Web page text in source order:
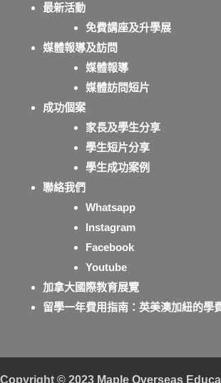
最新活動
免費講座及升學展
媒體報導及訪問
媒體報導
媒體訪問短片
成功個案
家長及學生分享
學生短片分享
學生成功案例
聯絡我們
Whatsapp
Instagram
Facebook
Youtube
加拿大國際教育展覽
留學一年費用指南：英美澳加紐的學
Copyright © 2023 Maple Overseas